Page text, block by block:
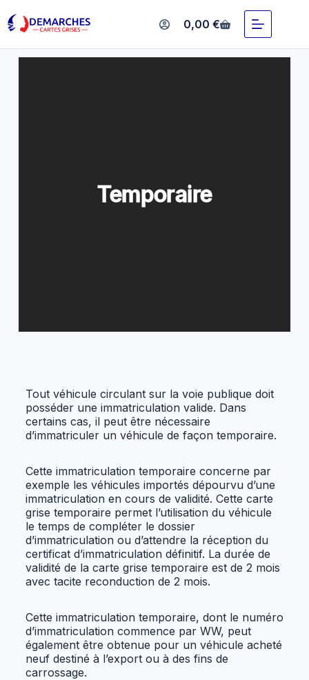
0,00€
Temporaire
Temporaire
Tout véhicule circulant sur la voie publique doit
posséder une immatriculation valide. Dans
certains cas, il peut être nécessaire
d’immatriculer un véhicule de façon temporaire.
Cette immatriculation temporaire concerne par
exemple les véhicules importés dépourvu d’une
immatriculation en cours de validité. Cette carte
grise temporaire permet l’utilisation du véhicule
le temps de compléter le dossier
d’immatriculation ou d’attendre la réception du
certificat d’immatriculation définitif. La durée de
validité de la carte grise temporaire est de 2 mois
avec tacite reconduction de 2 mois.
Cette immatriculation temporaire, dont le numéro
d’immatriculation commence par WW, peut
également être obtenue pour un véhicule acheté
neuf destiné à l’export ou à des fins de
carrossage.